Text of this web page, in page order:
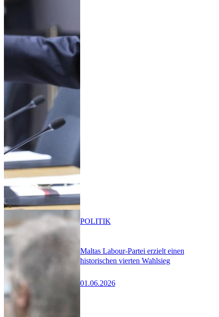
Maltas Labour-Partei erzielt einen
historischen vierten Wahlsieg
01.06.2026
POLITIK